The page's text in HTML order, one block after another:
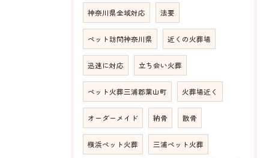
神奈川県全域対応 法要
ペット訪問神奈川県 近くの火葬場
迅速に対応 立ち会い火葬
ペット火葬三浦郡葉山町 火葬場近く
オーダーメイド 納骨 散骨
横浜ペット火葬 三浦ペット火葬